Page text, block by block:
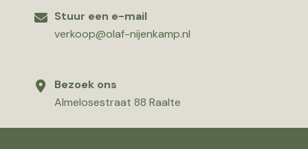
Stuur een e-mail
verkoop@olaf-nijenkamp.nl
Bezoek ons
Almelosestraat 88 Raalte